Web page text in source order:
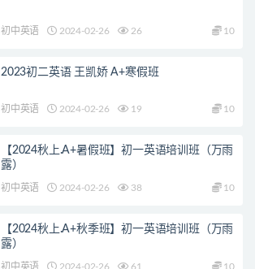
初中英语 2024-02-26 26 10
2023初二英语 王凯娇 A+寒假班
初中英语 2024-02-26 19 10
【2024秋上.A+暑假班】初一英语培训班（万雨
露）
初中英语 2024-02-26 38 10
【2024秋上.A+秋季班】初一英语培训班（万雨
露）
初中英语 2024-02-26 61 10